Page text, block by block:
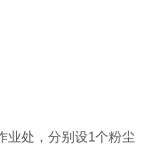
业处，分别设1个粉尘